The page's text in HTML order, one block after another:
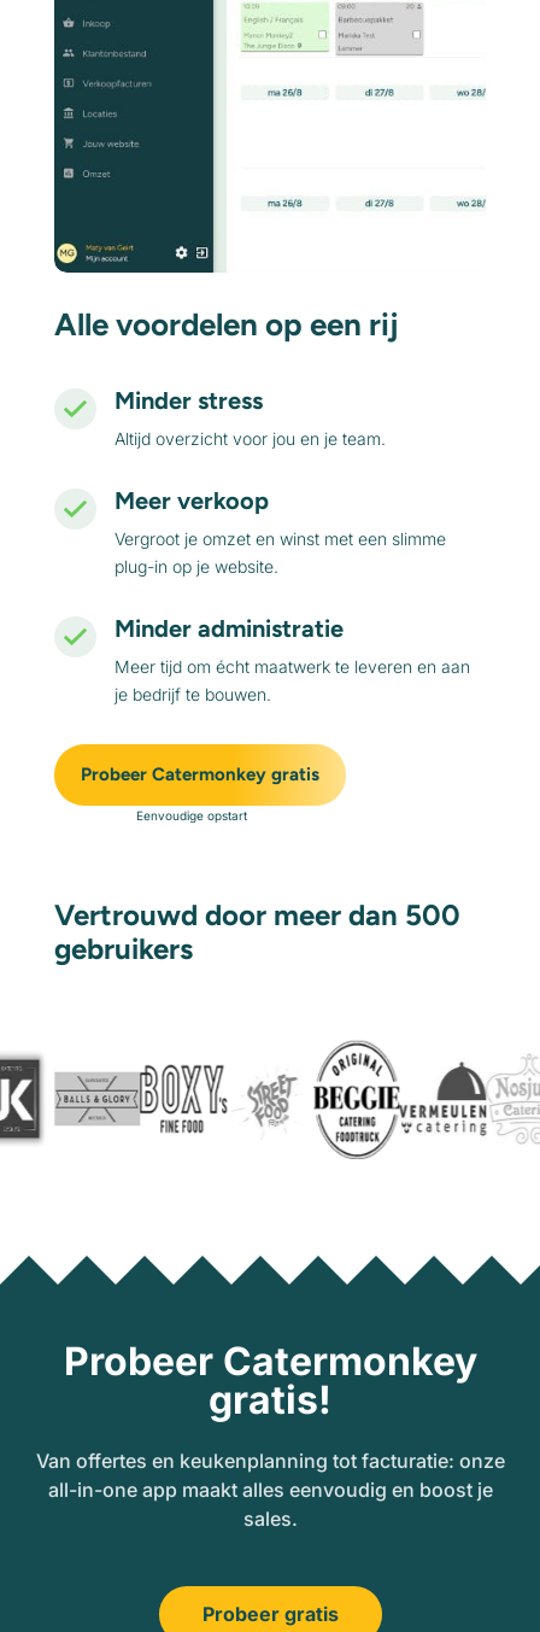
Alle voordelen op een rij
Minder stress
Altijd overzicht voor jou en je team.
Meer verkoop
Vergroot je omzet en winst met een slimme
plug-in op je website.
Minder administratie
Meer tijd om écht maatwerk te leveren en aan
je bedrijf te bouwen.
Probeer Catermonkey gratis
Eenvoudige opstart
Vertrouwd door meer dan 500
gebruikers
Probeer Catermonkey
gratis!
Van offertes en keukenplanning tot facturatie: onze
all-in-one app maakt alles eenvoudig en boost je
sales.
Probeer gratis